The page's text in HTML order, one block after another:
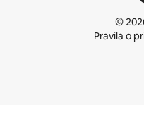
©
Pravila o